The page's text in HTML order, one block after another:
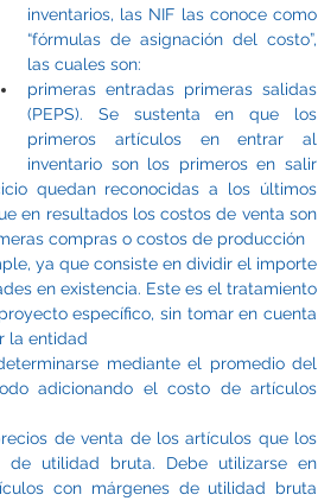
inventarios, las NIF las conoce como
“fórmulas de asignación del costo”,
las cuales son:
primeras entradas primeras salidas
(PEPS). Se sustenta en que los
primeros artículos en entrar al
inventario son los primeros en salir
quedan reconocidas a los últimos
en resultados los costos de venta son
compras o costos de producción
ya que consiste en dividir el importe
en existencia. Este es el tratamiento
específico, sin tomar en cuenta
la entidad
mediante el promedio del
adicionando el costo de artículos
de venta de los artículos que los
de utilidad bruta. Debe utilizarse en
con márgenes de utilidad bruta